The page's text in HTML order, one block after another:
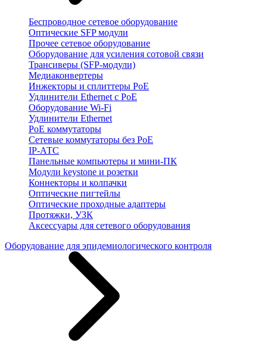
Беспроводное сетевое оборудование
Оптические SFP модули
Прочее сетевое оборудование
Оборудование для усиления сотовой связи
Трансиверы (SFP-модули)
Медиаконвертеры
Инжекторы и сплиттеры PoE
Удлинители Ethernet с PoE
Оборудование Wi-Fi
Удлинители Ethernet
PoE коммутаторы
Сетевые коммутаторы без PoE
IP-АТС
Панельные компьютеры и мини-ПК
Модули keystone и розетки
Коннекторы и колпачки
Оптические пигтейлы
Оптические проходные адаптеры
Протяжки, УЗК
Аксессуары для сетевого оборудования
Оборудование для эпидемиологического контроля